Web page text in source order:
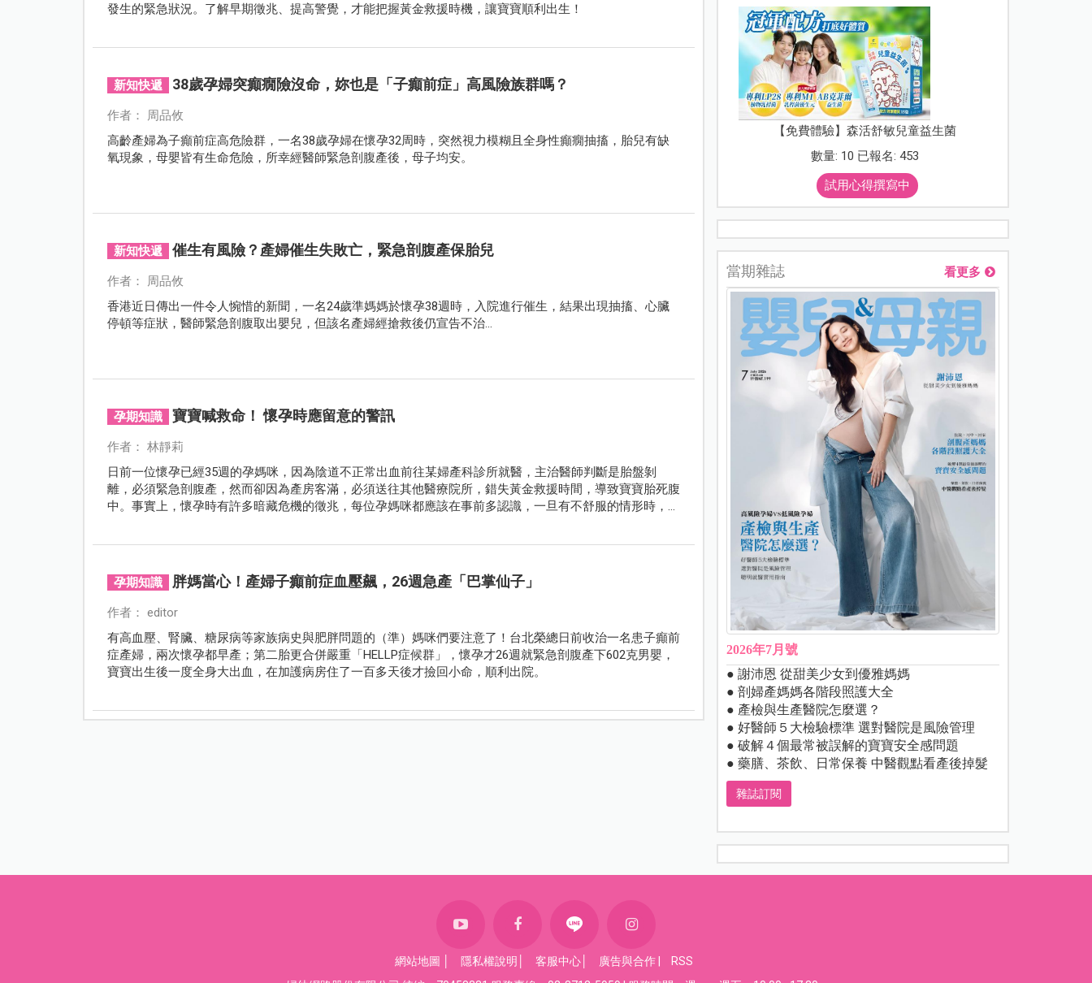
發生的緊急狀況。了解早期徵兆、提高警覺，才能把握黃金救援時機，讓寶寶順利出生！
新知快遞 38歲孕婦突癲癇險沒命，妳也是「子癲前症」高風險族群嗎？
作者： 周品攸
高齡產婦為子癲前症高危險群，一名38歲孕婦在懷孕32周時，突然視力模糊且全身性癲癇抽搐，胎兒有缺
氧現象，母嬰皆有生命危險，所幸經醫師緊急剖腹產後，母子均安。
新知快遞 催生有風險？產婦催生失敗亡，緊急剖腹產保胎兒
作者： 周品攸
香港近日傳出一件令人惋惜的新聞，一名24歲準媽媽於懷孕38週時，入院進行催生，結果出現抽搐、心臟
停頓等症狀，醫師緊急剖腹取出嬰兒，但該名產婦經搶救後仍宣告不治…
孕期知識 寶寶喊救命！ 懷孕時應留意的警訊
作者： 林靜莉
日前一位懷孕已經35週的孕媽咪，因為陰道不正常出血前往某婦產科診所就醫，主治醫師判斷是胎盤剝
離，必須緊急剖腹產，然而卻因為產房客滿，必須送往其他醫療院所，錯失黃金救援時間，導致寶寶胎死腹
中。事實上，懷孕時有許多暗藏危機的徵兆，每位孕媽咪都應該在事前多認識，一旦有不舒服的情形時，應
孕期知識 胖媽當心！產婦子癲前症血壓飆，26週急產「巴掌仙子」
作者： editor
有高血壓、腎臟、糖尿病等家族病史與肥胖問題的（準）媽咪們要注意了！台北榮總日前收治一名患子癲前
症產婦，兩次懷孕都早產；第二胎更合併嚴重「HELLP症候群」，懷孕才26週就緊急剖腹產下602克男嬰，
寶寶出生後一度全身大出血，在加護病房住了一百多天後才撿回小命，順利出院。
【免費體驗】森活舒敏兒童益生菌
數量: 10 已報名: 453
試用心得撰寫中
當期雜誌 看更多
2026年7月號
● 謝沛恩 從甜美少女到優雅媽媽
● 剖婦產媽媽各階段照護大全
● 產檢與生產醫院怎麼選？
● 好醫師５大檢驗標準 選對醫院是風險管理
● 破解４個最常被誤解的寶寶安全感問題
● 藥膳、茶飲、日常保養 中醫觀點看產後掉髮
雜誌訂閱
網站地圖 隱私權說明 客服中心 廣告與合作
RSS